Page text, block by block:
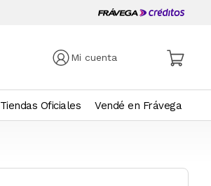
Mi cuenta
Tiendas Oficiales Vendé en Frávega